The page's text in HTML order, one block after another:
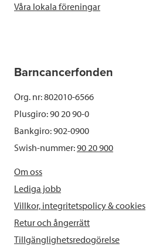
Våra lokala föreningar
Barncancerfonden
Org. nr: 802010-6566
Plusgiro: 90 20 90-0
Bankgiro: 902-0900
Swish-nummer:90 20 900
Om oss
Lediga jobb
Villkor, integritetspolicy & cookies
Retur och ångerrätt
Tillgänglighetsredogörelse